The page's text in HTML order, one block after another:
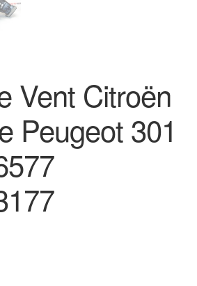
Vent Citroën
Peugeot 301